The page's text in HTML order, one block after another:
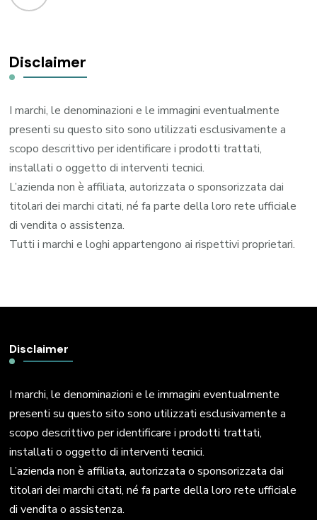
Disclaimer
I marchi, le denominazioni e le immagini eventualmente
presenti su questo sito sono utilizzati esclusivamente a
scopo descrittivo per identificare i prodotti trattati,
installati o oggetto di interventi tecnici.
L’azienda non è affiliata, autorizzata o sponsorizzata dai
titolari dei marchi citati, né fa parte della loro rete ufficiale
di vendita o assistenza.
Tutti i marchi e loghi appartengono ai rispettivi proprietari.
Disclaimer
I marchi, le denominazioni e le immagini eventualmente
presenti su questo sito sono utilizzati esclusivamente a
scopo descrittivo per identificare i prodotti trattati,
installati o oggetto di interventi tecnici.
L’azienda non è affiliata, autorizzata o sponsorizzata dai
titolari dei marchi citati, né fa parte della loro rete ufficiale
di vendita o assistenza.